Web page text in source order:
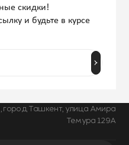
город Ташкент, улица Амира
Темура 129А
скидки!
и будьте в курсе